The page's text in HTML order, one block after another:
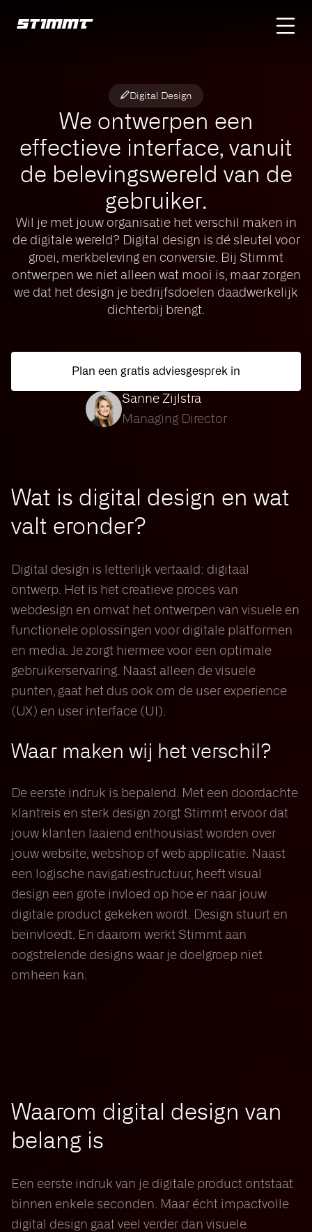
voor snelle
Glaspunt 2026
Services
Digital Design
Digital Design
We ontwerpen een
effectieve interface, vanuit
de belevingswereld van de
gebruiker.
Wil je met jouw organisatie het verschil maken in
de digitale wereld? Digital design is dé sleutel voor
groei, merkbeleving en conversie. Bij Stimmt
ontwerpen we niet alleen wat mooi is, maar zorgen
we dat het design je bedrijfsdoelen daadwerkelijk
dichterbij brengt.
Plan een gratis adviesgesprek in
Sanne Zijlstra
Managing Director
Wat is digital design en wat
valt eronder?
Digital design is letterlijk vertaald: digitaal
ontwerp. Het is het creatieve proces van
webdesign en omvat het ontwerpen van visuele en
functionele oplossingen voor digitale platformen
en media. Je zorgt hiermee voor een optimale
gebruikerservaring. Naast alleen de visuele
punten, gaat het dus ook om de user experience
(UX) en user interface (UI).
Waar maken wij het verschil?
De eerste indruk is bepalend. Met een doordachte
klantreis en sterk design zorgt Stimmt ervoor dat
jouw klanten laaiend enthousiast worden over
jouw website, webshop of web applicatie. Naast
een logische navigatiestructuur, heeft visual
design een grote invloed op hoe er naar jouw
digitale product gekeken wordt. Design stuurt en
beïnvloedt. En daarom werkt Stimmt aan
oogstrelende designs waar je doelgroep niet
omheen kan.
Waarom digital design van
belang is
Een eerste indruk van je digitale product ontstaat
binnen enkele seconden. Maar écht impactvolle
digital design gaat veel verder dan visuele